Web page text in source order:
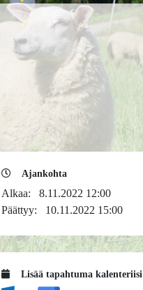
Ajankohta
Alkaa: 8.11.2022 12:00
Päättyy: 10.11.2022 15:00
Lisää tapahtuma kalenteriisi